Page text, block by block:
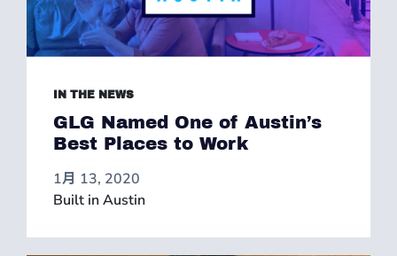
IN THE NEWS
GLG Named One of Austin’s
Best Places to Work
1月 13, 2020
Built in Austin